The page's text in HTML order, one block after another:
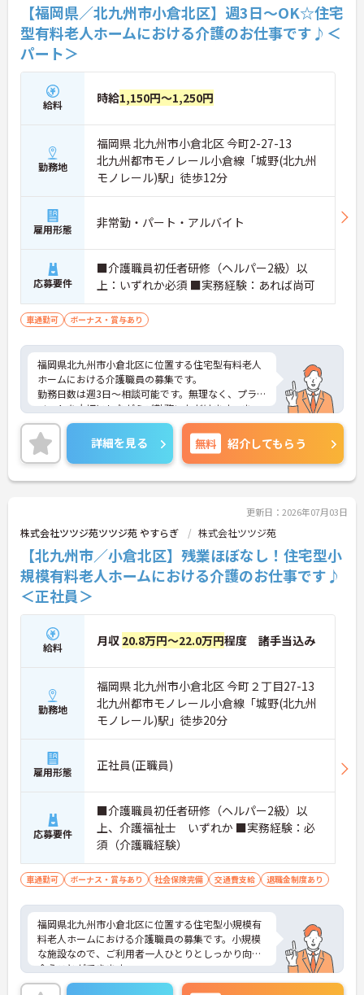
【福岡県／北九州市小倉北区】週3日～OK☆住宅
型有料老人ホームにおける介護のお仕事です♪＜
パート＞
給料 時給1,150円～1,250円
勤務地
福岡県 北九州市小倉北区 今町2-27-13
北九州都市モノレール小倉線「城野(北九州
モノレール)駅」徒歩12分
雇用形態 非常勤・パート・アルバイト
応募要件
■介護職員初任者研修（ヘルパー2級）以
上：いずれか必須 ■実務経験：あれば尚可
車通勤可 ボーナス・賞与あり
福岡県北九州市小倉北区に位置する住宅型有料老人
ホームにおける介護職員の募集です。
勤務日数は週3日～相談可能です。無理なく、プライ
ベートを大切にしながらご勤務いただけます。ま
た、マイカー通勤が可能です。通勤が苦になりませ
ん。
ご興味のある方には、面接対策ポイントなど、さら
に詳細をご案内しますのでお気軽にご相談くださ
い！
詳細を見る 無料 紹介してもらう
更新日：2026年07月03日
株式会社ツツジ苑ツツジ苑 やすらぎ 株式会社ツツジ苑
【北九州市／小倉北区】残業ほぼなし！住宅型小
規模有料老人ホームにおける介護のお仕事です♪
＜正社員＞
給料 月収 20.8万円～22.0万円程度 諸手当込み
勤務地
福岡県 北九州市小倉北区 今町２丁目27-13
北九州都市モノレール小倉線「城野(北九州
モノレール)駅」徒歩20分
雇用形態 正社員(正職員)
応募要件
■介護職員初任者研修（ヘルパー2級）以
上、介護福祉士 いずれか ■実務経験：必
須（介護職経験）
車通勤可 ボーナス・賞与あり 社会保険完備 交通費支給 退職金制度あり
福岡県北九州市小倉北区に位置する住宅型小規模有
料老人ホームにおける介護職員の募集です。小規模
な施設なので、ご利用者一人ひとりとしっかり向き
合うことができます。
経験者の募集なので、これまでの経験を活かしなが